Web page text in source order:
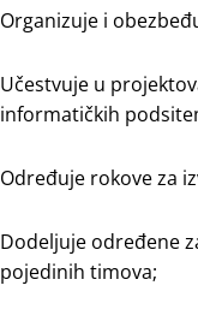
Organizuje i
Učestvuje u
informatičkih
Određuje rokove za
Dodeljuje određene
pojedinih timova;